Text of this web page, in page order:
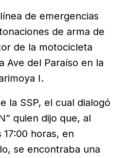
de emergencias
de arma de
de la motocicleta
Ave del Paraíso en la
I.
la SSP, el cual dialogó
quien dijo que, al
17:00 horas, en
se encontraba una